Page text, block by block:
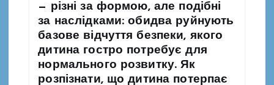
— різні за формою, але подібні
за наслідками: обидва руйнують
базове відчуття безпеки, якого
дитина гостро потребує для
нормального розвитку. Як
розпізнати, що дитина потерпає